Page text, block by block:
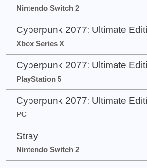
Nintendo Switch 2
Cyberpunk 2077: Ultimate
Xbox Series X
Cyberpunk 2077: Ultimate
PlayStation 5
Cyberpunk 2077: Ultimate
PC
Stray
Nintendo Switch 2